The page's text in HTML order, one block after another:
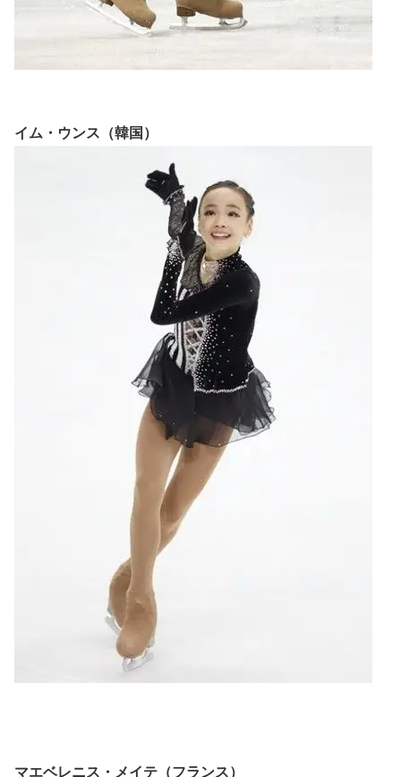
イム・ウンス（韓国）
マエベレニス・メイテ（フランス）